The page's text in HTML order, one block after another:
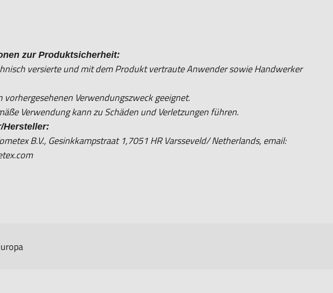
zur Produktsicherheit:
versierte und mit dem Produkt vertraute Anwender sowie Handwerker
vorhergesehenen Verwendungszweck geeignet.
Verwendung kann zu Schäden und Verletzungen führen.
Hersteller:
B.V., Gesinkkampstraat 1,7051 HR Varsseveld/ Netherlands, email: